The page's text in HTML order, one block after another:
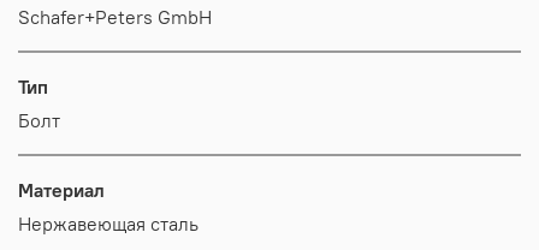
Schafer+Peters GmbH
Тип
Болт
Материал
Нержавеющая сталь